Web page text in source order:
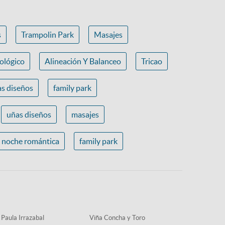
Trampolin Park Masajes
Alineación Y Balanceo Tricao
diseños family park
uñas diseños masajes
noche romántica family park
Irrazabal Viña Concha y Toro